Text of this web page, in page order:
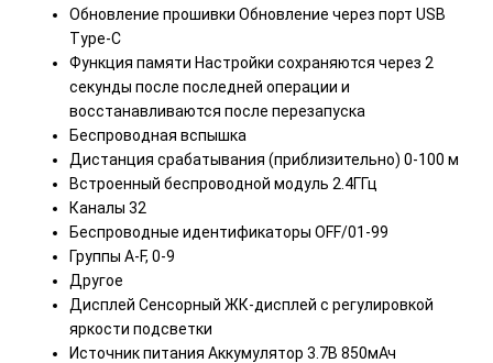
Обновление прошивки Обновление через порт USB
Type-C
Функция памяти Настройки сохраняются через 2
секунды после последней операции и
восстанавливаются после перезапуска
Беспроводная вспышка
Дистанция срабатывания (приблизительно) 0-100 м
Встроенный беспроводной модуль 2.4ГГц
Каналы 32
Беспроводные идентификаторы OFF/01-99
Группы A-F, 0-9
Другое
Дисплей Сенсорный ЖК-дисплей с регулировкой
яркости подсветки
Источник питания Аккумулятор 3.7В 850мАч